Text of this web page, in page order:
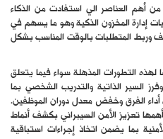
أهم العناصر الي استفادت من الذكاء
إدارة المخزون الذكية وهو ما يسهم في
وربط المتطلبات بالوقت المناسب بشكل
التطورات المذهلة سواء فيما يتعلق
السير الذاتية والتدريب الشخصي بما
الفرق وخفض معدل دوران الموظفين.
تعزيز الأمن السيبراني بكشف أنماط
بما يضمن اتخاذ إجراءات استباقية